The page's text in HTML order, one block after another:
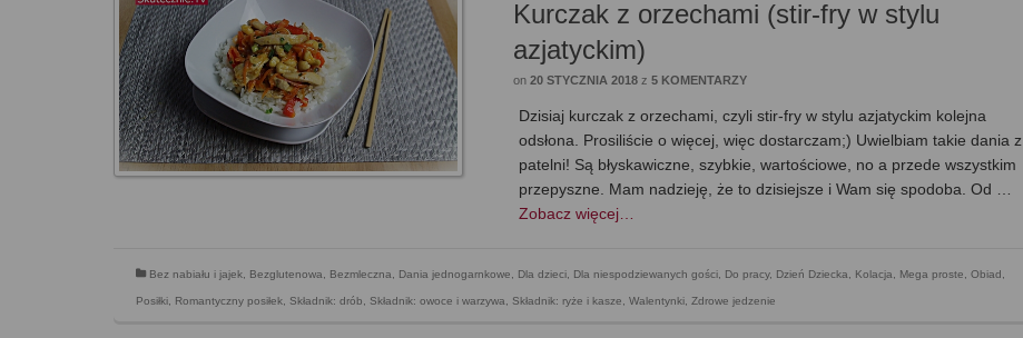
Kurczak z orzechami (stir-fry w stylu
azjatyckim)
on20 STYCZNIA 2018 z5 KOMENTARZY
Dzisiaj kurczak z orzechami, czyli stir-fry w stylu azjatyckim kolejna
odsłona. Prosiliście o więcej, więc dostarczam;) Uwielbiam takie dania z
patelni! Są błyskawiczne, szybkie, wartościowe, no a przede wszystkim
przepyszne. Mam nadzieję, że to dzisiejsze i Wam się spodoba. Od …
Zobacz więcej…
Bez nabiału i jajek, Bezglutenowa, Bezmleczna, Dania jednogarnkowe, Dla dzieci, Dla niespodziewanych gości, Do pracy, Dzień Dziecka, Kolacja, Mega proste, Obiad,
Posiłki, Romantyczny posiłek, Składnik: drób, Składnik: owoce i warzywa, Składnik: ryże i kasze, Walentynki, Zdrowe jedzenie